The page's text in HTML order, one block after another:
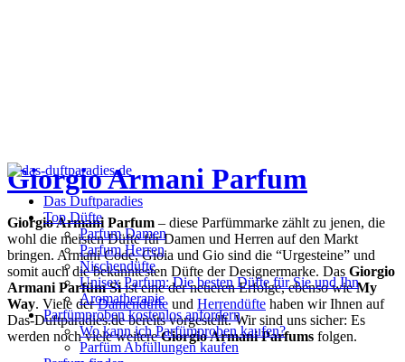
Das Duftparadies
Top Düfte
Parfum Damen
Parfum Herren
Nischendüfte
Unisex Parfum: Die besten Düfte für Sie und Ihn
Aromatherapie
Parfümproben kostenlos anfordern
Wo kann ich Parfümproben kaufen?
Parfüm Abfüllungen kaufen
Giorgio Armani Parfum
Giorgio Armani Parfum – diese Parfümmarke zählt zu jenen, die
wohl die meisten Düfte für Damen und Herren auf den Markt
bringen. Armani Code, Gioia und Gio sind die “Urgesteine” und
somit auch die bekanntesten Düfte der Designermarke. Das Giorgio
Armani Parfüm Siist eine der neueren Erfolge, ebenso wieMy
Way. Viele derDamendüfte und Herrendüfte haben wir Ihnen auf
Das-Duftparadies.de bereits vorgestellt. Wir sind uns sicher: Es
werden noch viele weitereGiorgio Armani Parfums folgen.